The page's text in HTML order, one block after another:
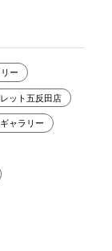
ー
ット五反田店
ャラリー